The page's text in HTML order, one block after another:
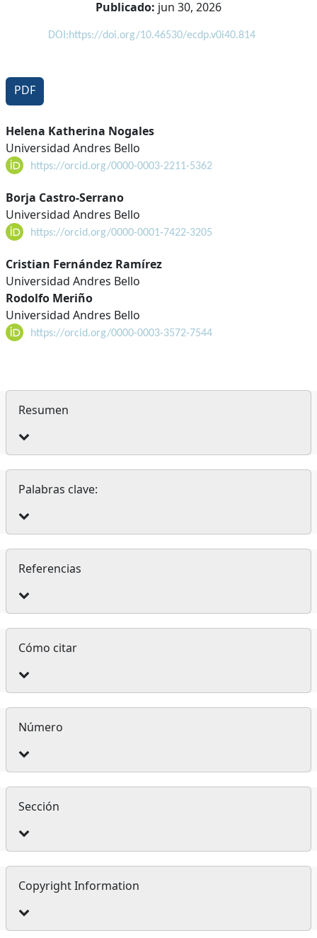
Publicado: jun 30, 2026
DOI:https://doi.org/10.46530/ecdp.v0i40.814
PDF
Contenido
principal
del
artículo
Helena Katherina Nogales
Universidad Andres Bello
https://orcid.org/0000-0003-2211-5362
Borja Castro-Serrano
Universidad Andres Bello
https://orcid.org/0000-0001-7422-3205
Cristian Fernández Ramírez
Universidad Andres Bello
Rodolfo Meriño
Universidad Andres Bello
https://orcid.org/0000-0003-3572-7544
Resumen
Palabras clave:
Referencias
Detalles
del
artículo
Cómo citar
Número
Sección
Copyright Information